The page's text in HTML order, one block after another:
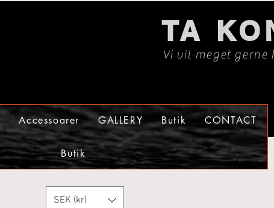
TA
Vi vil meget gerne
Accessoarer GALLERY Butik CONTACT
Butik
SEK (kr)